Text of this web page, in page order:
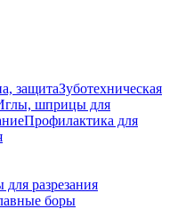
защитаЗуботехническая
шприцы для
Профилактика для
для разрезания
боры